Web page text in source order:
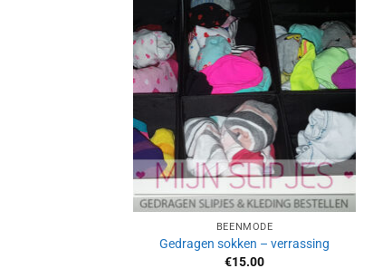
toevoegen
BEENMODE
Gedragen sokken – verrassing
€15.00